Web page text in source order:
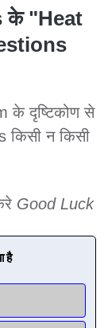
के "Heat
के दृष्टिकोण से
किसी न किसी
Good Luck
है